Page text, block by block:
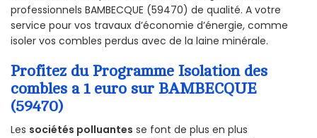
professionnels BAMBECQUE (59470) de qualité. A votre
service pour vos travaux d’économie d’énergie, comme
isoler vos combles perdus avec de la laine minérale.
Profitez du Programme Isolation des
combles a 1 euro sur BAMBECQUE
(59470)
Les sociétés polluantes se font de plus en plus